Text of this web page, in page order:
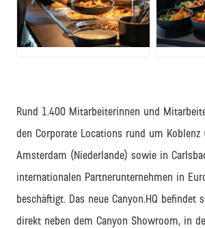
JPG JPG
Rund 1.400 Mitarbeiterinnen und
den Corporate Locations rund um Koblenz
Amsterdam (Niederlande) sowie in
internationalen Partnerunternehmen in
beschäftigt. Das neue Canyon.HQ befindet
direkt neben dem Canyon Showroom, in